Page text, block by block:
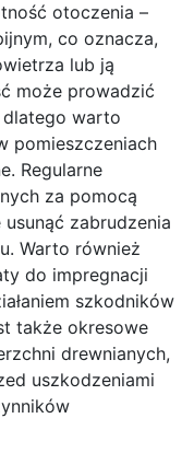
otoczenia –
co oznacza,
lub ją
może prowadzić
warto
pomieszczeniach
Regularne
za pomocą
zabrudzenia
Warto również
do impregnacji
szkodników
także okresowe
drewnianych,
uszkodzeniami